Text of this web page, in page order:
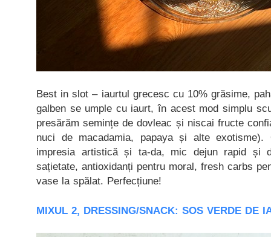
Best in slot – iaurtul grecesc cu 10% grăsime,
galben se umple cu iaurt, în acest mod simplu
presărăm semințe de dovleac și niscai fructe
nuci de macadamia, papaya și alte
impresia artistică și ta-da, mic dejun rapid și
sațietate, antioxidanți pentru moral, fresh carbs
vase la spălat. Perfecțiune!
MIXUL 2, DRESSING/SNACK: SOS VERDE DE